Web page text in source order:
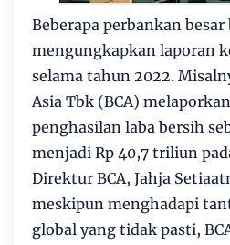
Beberapa perbankan besar
mengungkapkan laporan
selama tahun 2022.
Asia Tbk (BCA)
penghasilan laba bersih
menjadi Rp 40,7 triliun
Direktur BCA, Jahja
meskipun menghadapi
global yang tidak pasti,